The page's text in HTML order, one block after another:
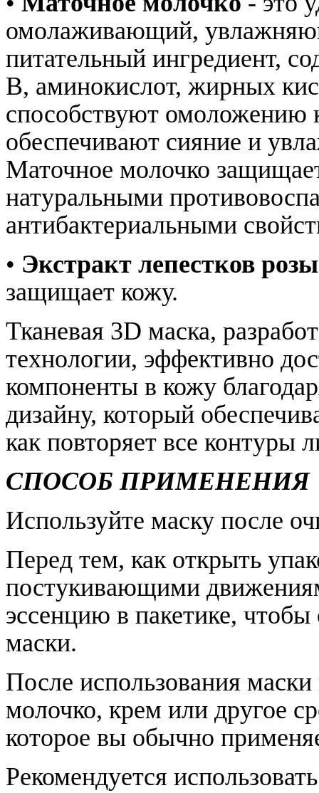
омолаживающий,
питательный ингредиент,
В, аминокислот, жирных
способствуют омоложению
обеспечивают сияние и
Маточное молочко
натуральными
антибактериальными
• Экстракт лепестков
защищает кожу.
Тканевая 3D маска,
технологии, эффективно
компоненты в кожу
дизайну, который
как повторяет все контуры
СПОСОБ ПРИМЕНЕНИЯ
Используйте маску после
Перед тем, как открыть
постукивающими
эссенцию в пакетике,
маски.
После использования
молочко, крем или другое
которое вы обычно
Рекомендуется